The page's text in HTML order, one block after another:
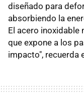
diseñado para
absorbiendo la
El acero inoxidable
que expone a los
impacto", recuerda